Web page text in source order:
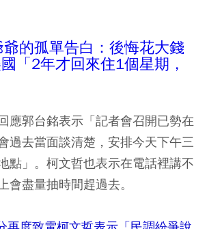
的孤單告白：後悔花大錢
「2年才回來住1個星期，
應郭台銘表示「記者會召開已勢在
過去當面談清楚，安排今天下午三
點」。柯文哲也表示在電話裡講不
會盡量抽時間趕過去。